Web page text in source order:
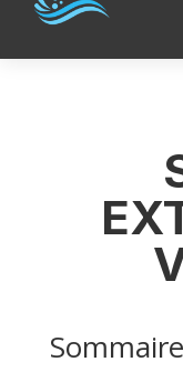
Sommaire